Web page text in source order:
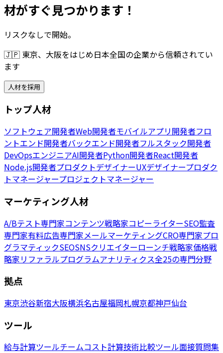
材がすぐ見つかります！
リスクなしで開始。
🇯🇵 東京、大阪をはじめ日本全国の企業から信頼されてい
ます
人材を採用
トップ人材
ソフトウェア開発者Web開発者モバイルアプリ開発者フロ
ントエンド開発者バックエンド開発者フルスタック開発者
DevOpsエンジニアAI開発者Python開発者React開発者
Node.js開発者プロダクトデザイナーUXデザイナープロダク
トマネージャープロジェクトマネージャー
マーケティング人材
A/Bテスト専門家コンテンツ戦略家コピーライターSEO監査
専門家有料広告専門家メールマーケティングCRO専門家プロ
グラマティックSEOSNSクリエイターローンチ戦略家価格戦
略家リファラルプログラムアナリティクス全25の専門分野
拠点
東京渋谷新宿大阪横浜名古屋福岡札幌京都神戸仙台
ツール
給与計算ツールチームコスト計算技術比較ツール面接質問集